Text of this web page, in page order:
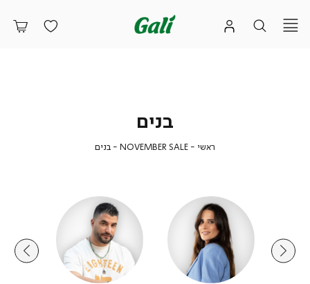
בנים
ראשי ראשי
NOVEMBER SALE
NOVEMBER
בניםבנים